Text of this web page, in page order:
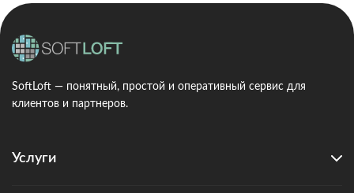
SoftLoft — понятный, простой и оперативный сервис для
клиентов и партнеров.
Услуги